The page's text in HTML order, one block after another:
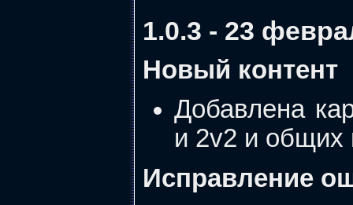
1.0.3 - 23
Новый контент
Добавлена
и 2v2 и общих
Исправление